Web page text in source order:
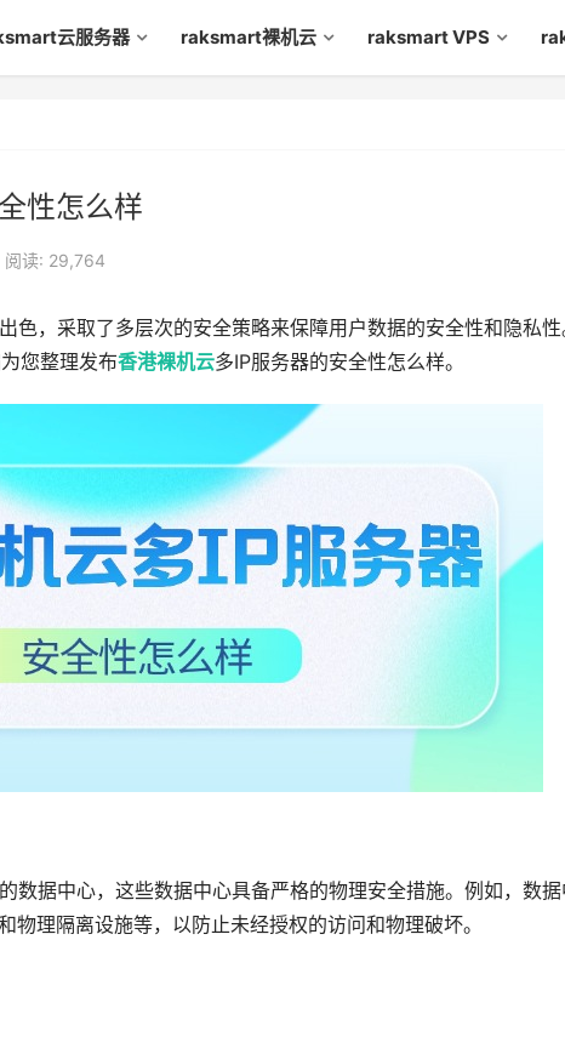
云服务器 raksmart裸机云 raksmart VPS
性怎么样
阅读: 29,764
色，采取了多层次的安全策略来保障用户数据的安全性和隐私
您整理发布香港裸机云多IP服务器的安全性怎么样。
数据中心，这些数据中心具备严格的物理安全措施。例如，数
理隔离设施等，以防止未经授权的访问和物理破坏。